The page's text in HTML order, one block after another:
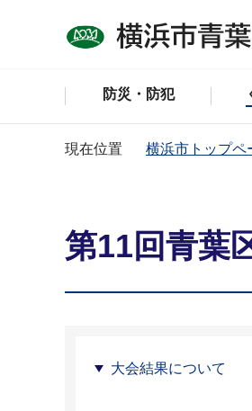
防災・防犯
現在位置 横浜市トップペ
第11回青葉
大会結果について